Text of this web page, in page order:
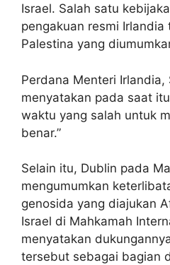
Israel. Salah satu
pengakuan resmi Irlandia
Palestina yang
Perdana Menteri Irlandia,
menyatakan pada saat
waktu yang salah untuk
benar.”
Selain itu, Dublin pada
mengumumkan
genosida yang diajukan
Israel di Mahkamah
menyatakan
tersebut sebagai bagian